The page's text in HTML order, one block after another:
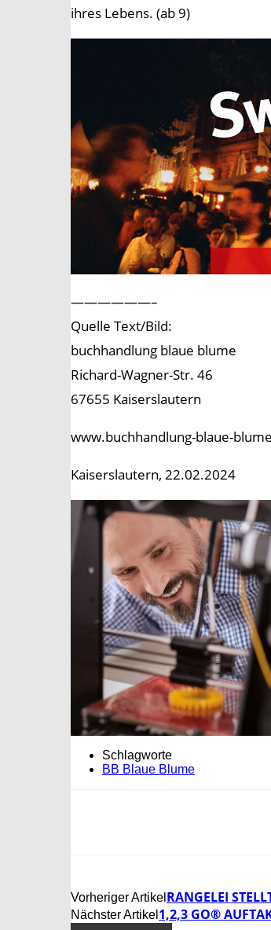
ihres Lebens. (ab 9)
——————–
Quelle Text/Bild:
buchhandlung blaue blume
Richard-Wagner-Str. 46
67655 Kaiserslautern
www.buchhandlung-blaue-
Kaiserslautern, 22.02.2024
Schlagworte
BB Blaue Blume
Vorheriger Artikel RANGELEI
Nächster Artikel 1,2,3 GO®